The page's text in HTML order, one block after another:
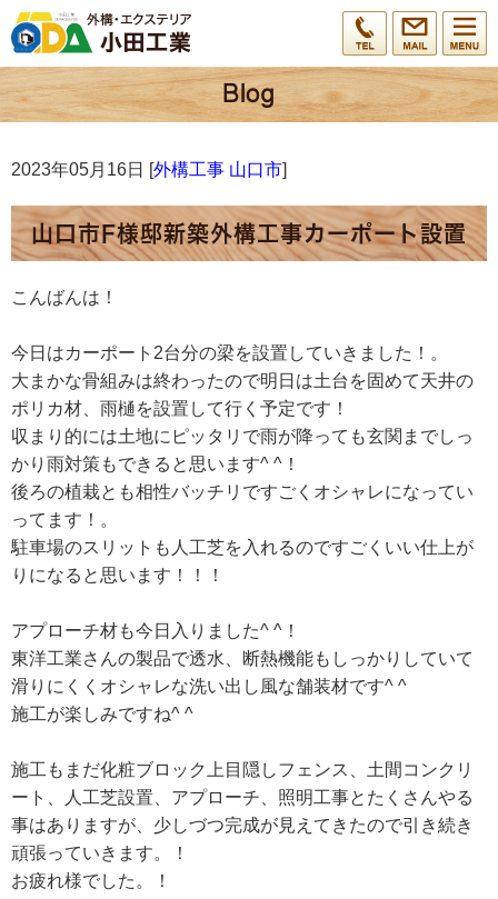
2023年05月16日 [外構工事 山口市]
山口市F様邸新築外構工事カーポート設置
こんばんは！
今日はカーポート2台分の梁を設置していきました！。
大まかな骨組みは終わったので明日は土台を固めて天井の
ポリカ材、雨樋を設置して行く予定です！
収まり的には土地にピッタリで雨が降っても玄関までしっ
かり雨対策もできると思います^ ^！
後ろの植栽とも相性バッチリですごくオシャレになってい
ってます！。
駐車場のスリットも人工芝を入れるのですごくいい仕上が
りになると思います！！！
アプローチ材も今日入りました^ ^！
東洋工業さんの製品で透水、断熱機能もしっかりしていて
滑りにくくオシャレな洗い出し風な舗装材です^ ^
施工が楽しみですね^ ^
施工もまだ化粧ブロック上目隠しフェンス、土間コンクリ
ート、人工芝設置、アプローチ、照明工事とたくさんやる
事はありますが、少しづつ完成が見えてきたので引き続き
頑張っていきます。！
お疲れ様でした。！